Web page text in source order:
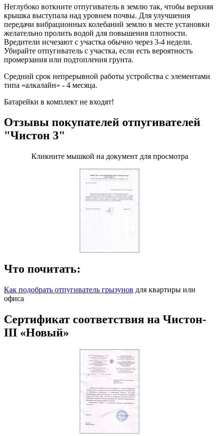
Неглубоко воткните отпугиватель в землю так, чтобы верхняя
крышка выступала над уровнем почвы. Для улучшения
передачи вибрационных колебаний землю в месте установки
желательно пролить водой для повышения плотности.
Вредители исчезают с участка обычно через 3-4 недели.
Убирайте отпугиватель с участка, если есть вероятность
промерзания или подтопления грунта.
Средний срок непрерывной работы устройства с элементами
типа «алкалайн» - 4 месяца.
Батарейки в комплект не входят!
Отзывы покупателей отпугивателей
"Чистон 3"
Кликните мышкой на документ для просмотра
Что почитать:
Как подобрать отпугиватель грызунов для квартиры или
офиса
Сертификат соответствия на Чистон-
III «Новый»